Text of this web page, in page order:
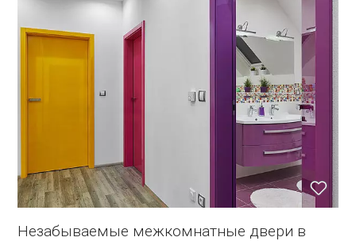
Незабываемые межкомнатные двери в